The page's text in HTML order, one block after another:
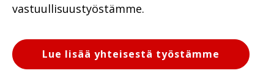
vastuullisuustyöstämme.
Lue lisää yhteisestä työstämme